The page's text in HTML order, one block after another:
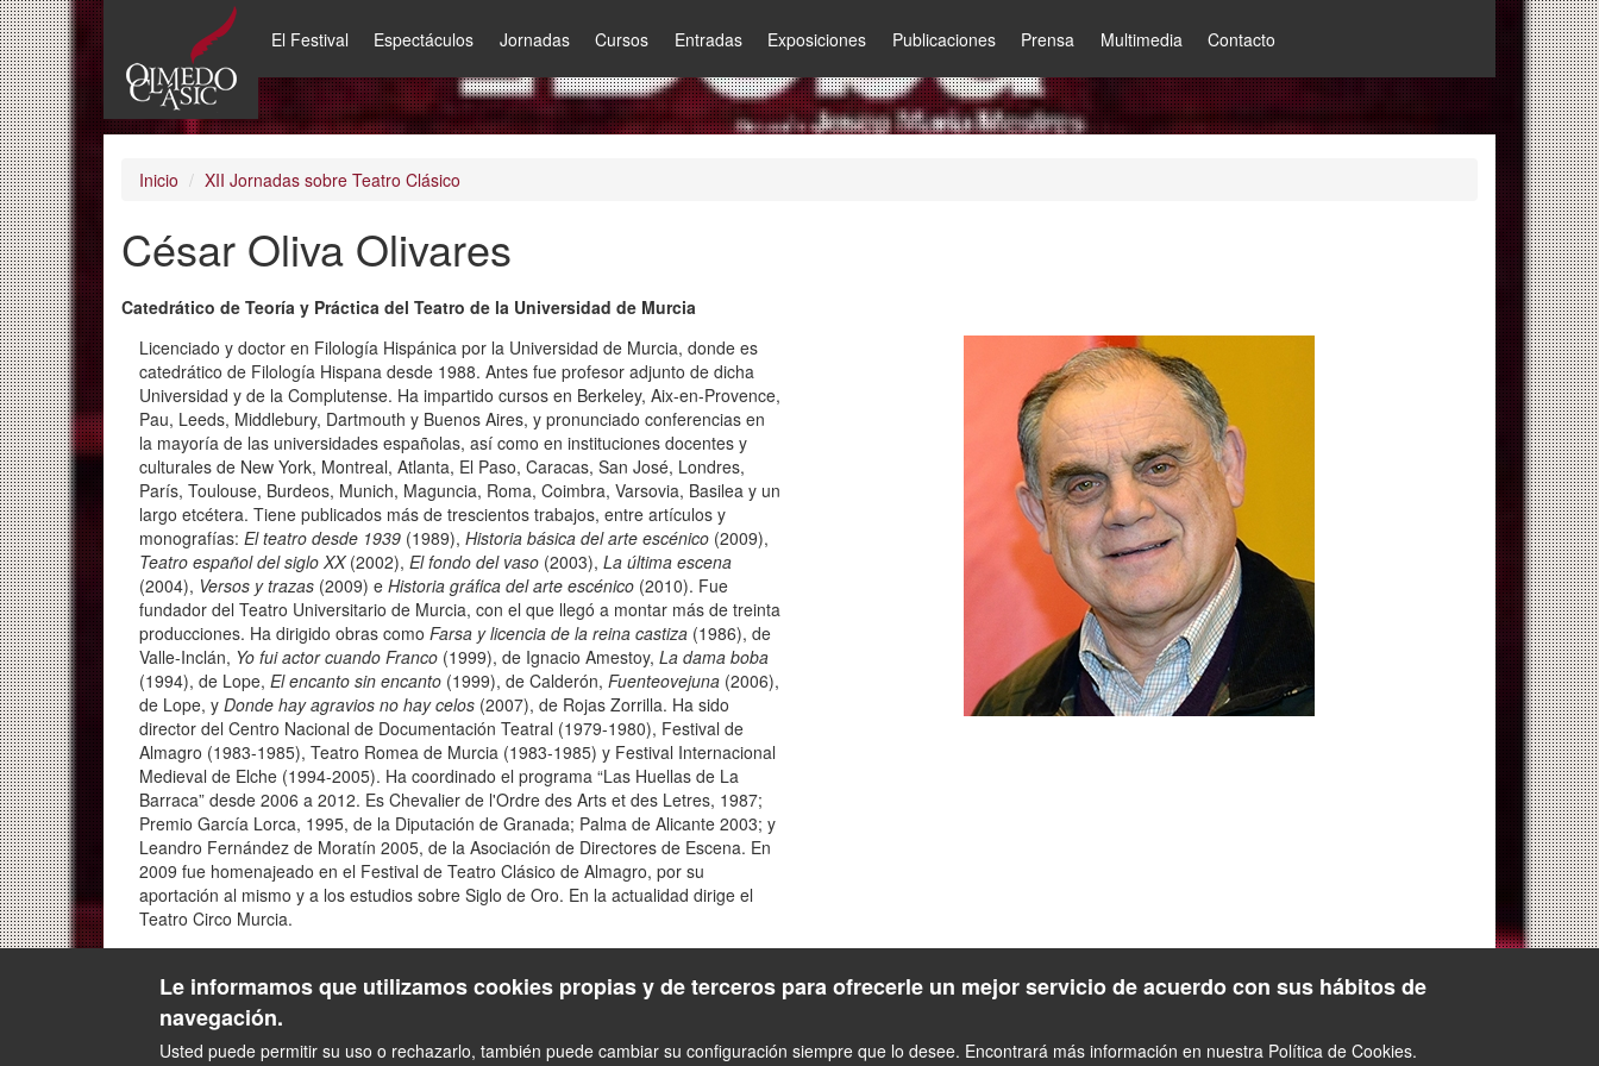
Pasar
al
contenido
principal
El Festival Espectáculos Jornadas Cursos Entradas Exposiciones Publicaciones Prensa Multimedia Contacto
Inicio XII Jornadas sobre Teatro Clásico
César Oliva Olivares
Catedrático de Teoría y Práctica del Teatro de la Universidad de Murcia
Licenciado y doctor en Filología Hispánica por la Universidad de Murcia, donde es
catedrático de Filología Hispana desde 1988. Antes fue profesor adjunto de dicha
Universidad y de la Complutense. Ha impartido cursos en Berkeley, Aix-en-Provence,
Pau, Leeds, Middlebury, Dartmouth y Buenos Aires, y pronunciado conferencias en
la mayoría de las universidades españolas, así como en instituciones docentes y
culturales de New York, Montreal, Atlanta, El Paso, Caracas, San José, Londres,
París, Toulouse, Burdeos, Munich, Maguncia, Roma, Coimbra, Varsovia, Basilea y un
largo etcétera. Tiene publicados más de trescientos trabajos, entre artículos y
monografías: El teatro desde 1939 (1989), Historia básica del arte escénico (2009),
Teatro español del siglo XX(2002), El fondo del vaso (2003), La última escena
(2004), Versos y trazas (2009) e Historia gráfica del arte escénico (2010). Fue
fundador del Teatro Universitario de Murcia, con el que llegó a montar más de treinta
producciones. Ha dirigido obras como Farsa y licencia de la reina castiza (1986), de
Valle-Inclán, Yo fui actor cuando Franco (1999), de Ignacio Amestoy, La dama boba
(1994), de Lope, El encanto sin encanto (1999), de Calderón, Fuenteovejuna (2006),
de Lope, y Donde hay agravios no hay celos (2007), de Rojas Zorrilla. Ha sido
director del Centro Nacional de Documentación Teatral (1979-1980), Festival de
Almagro (1983-1985), Teatro Romea de Murcia (1983-1985) y Festival Internacional
Medieval de Elche (1994-2005). Ha coordinado el programa “Las Huellas de La
Barraca” desde 2006 a 2012. Es Chevalier de l'Ordre des Arts et des Letres, 1987;
Premio García Lorca, 1995, de la Diputación de Granada; Palma de Alicante 2003; y
Leandro Fernández de Moratín 2005, de la Asociación de Directores de Escena. En
2009 fue homenajeado en el Festival de Teatro Clásico de Almagro, por su
aportación al mismo y a los estudios sobre Siglo de Oro. En la actualidad dirige el
Teatro Circo Murcia.
Le informamos que utilizamos cookies propias y de terceros para ofrecerle un mejor servicio de acuerdo con sus hábitos de
navegación.
Usted puede permitir su uso o rechazarlo, también puede cambiar su configuración siempre que lo desee. Encontrará más información en nuestra Política de Cookies.